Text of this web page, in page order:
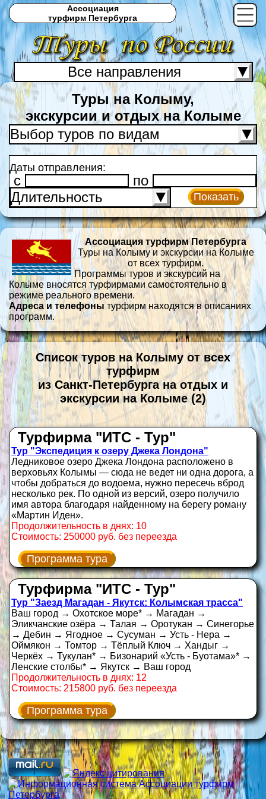
Ассоциация
турфирм Петербурга
Все направления
Туры на Колыму,
экскурсии и отдых на Колыме
Выбор туров по видам
Даты отправления:
c
по
Длительность
Показать
Ассоциация турфирм Петербурга
Туры на Колыму и экскурсии на Колыме
от всех турфирм.
Программы туров и экскурсий на
Колыме вносятся турфирмами самостоятельно в
режиме реального времени.
Адреса и телефонытурфирм находятся в описаниях
программ.
Список туров на Колыму от всех
турфирм
из Санкт-Петербурга на отдых и
экскурсии на Колыме (2)
Турфирма "ИТС - Тур"
Тур "Экспедиция к озеру Джека Лондона"
Ледниковое озеро Джека Лондона расположено в
верховьях Колымы — сюда не ведет ни одна дорога, а
чтобы добраться до водоема, нужно пересечь вброд
несколько рек. По одной из версий, озеро получило
имя автора благодаря найденному на берегу роману
«Мартин Иден».
Продолжительность в днях: 10
Стоимость: 250000 руб. без переезда
Программа тура
Турфирма "ИТС - Тур"
Тур "Заезд Магадан - Якутск: Колымская трасса"
Ваш город → Охотское море* → Магадан →
Эликчанские озёра → Талая → Оротукан → Синегорье
→ Дебин → Ягодное → Сусуман → Усть - Нера →
Оймякон → Томтор → Тёплый Ключ → Хандыг →
Черкёх → Тукулан* → Бизонарий «Усть - Буотама»* →
Ленские столбы* → Якутск → Ваш город
Продолжительность в днях: 12
Стоимость: 215800 руб. без переезда
Программа тура